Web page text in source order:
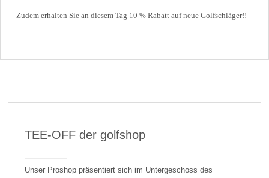
Zudem erhalten Sie an diesem Tag 10 % Rabatt auf neue Golfschläger!!
TEE-OFF der golfshop
Unser Proshop präsentiert sich im Untergeschoss des